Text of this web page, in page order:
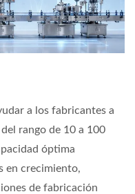
a los fabricantes a
rango de 10 a 100
óptima
en crecimiento,
de fabricación